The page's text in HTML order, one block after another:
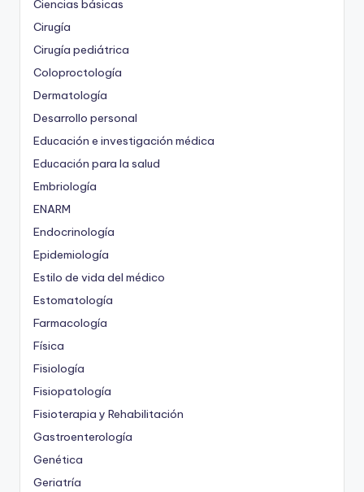
Ciencias básicas
Cirugía
Cirugía pediátrica
Coloproctología
Dermatología
Desarrollo personal
Educación e investigación médica
Educación para la salud
Embriología
ENARM
Endocrinología
Epidemiología
Estilo de vida del médico
Estomatología
Farmacología
Física
Fisiología
Fisiopatología
Fisioterapia y Rehabilitación
Gastroenterología
Genética
Geriatría